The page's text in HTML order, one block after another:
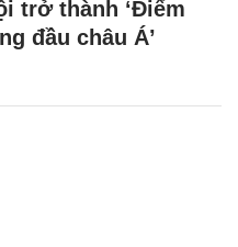
trở thành ‘Điểm
đầu châu Á’